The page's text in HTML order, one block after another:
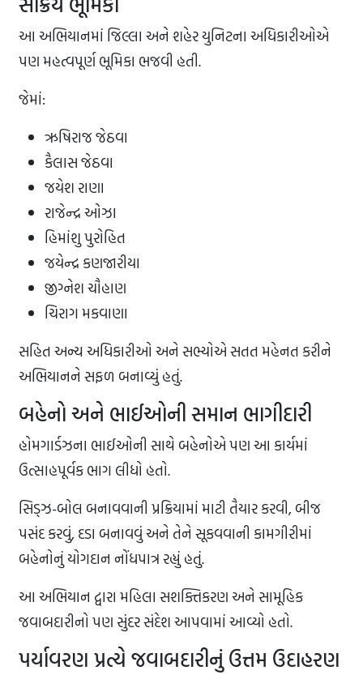
આ અભિયાનમાં જિલ્લા અને શહેર યુનિટના અધિકારીઓએ
પણ મહત્વપૂર્ણ ભૂમિકા ભજવી હતી.
જેમાં:
ઋષિરાજ જેઠવા
કૈલાસ જેઠવા
જયેશ રાણા
રાજેન્દ્ર ઓઝા
હિમાંશુ પુરોહિત
જયેન્દ્ર કણજારીયા
જીગ્નેશ ચૌહાણ
ચિરાગ મકવાણા
સહિત અન્ય અધિકારીઓ અને સભ્યોએ સતત મહેનત કરીને
અભિયાનને સફળ બનાવ્યું હતું.
બહેનો અને ભાઈઓની સમાન ભાગીદારી
હોમગાર્ડઝના ભાઈઓની સાથે બહેનોએ પણ આ કાર્યમાં
ઉત્સાહપૂર્વક ભાગ લીધો હતો.
સિડ્ઝ-બોલ બનાવવાની પ્રક્રિયામાં માટી તૈયાર કરવી, બીજ
પસંદ કરવું, દડા બનાવવું અને તેને સૂકવવાની કામગીરીમાં
બહેનોનું યોગદાન નોંધપાત્ર રહ્યું હતું.
આ અભિયાન દ્વારા મહિલા સશક્તિકરણ અને સામૂહિક
જવાબદારીનો પણ સુંદર સંદેશ આપવામાં આવ્યો હતો.
પર્યાવરણ પ્રત્યે જવાબદારીનું ઉત્તમ ઉદાહરણ